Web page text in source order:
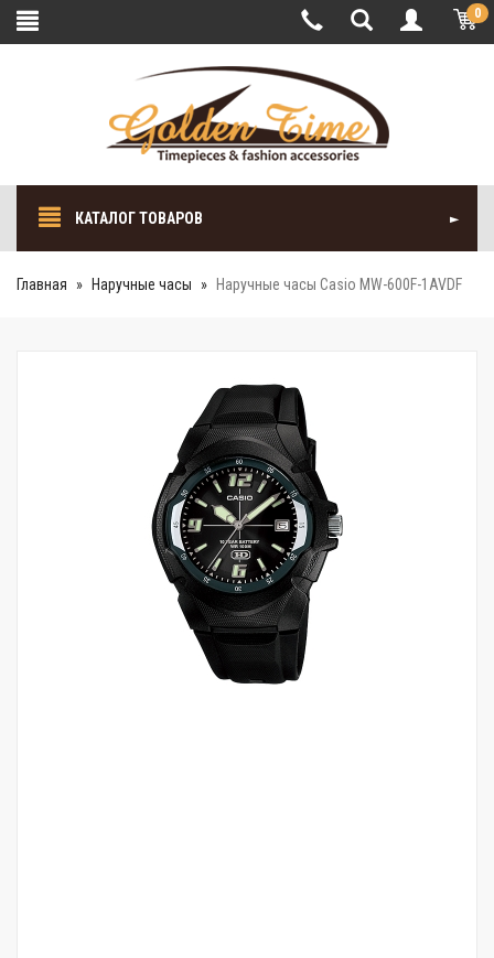
0
КАТАЛОГ ТОВАРОВ
Главная Наручные часы Наручные часы Casio MW-600F-1AVDF